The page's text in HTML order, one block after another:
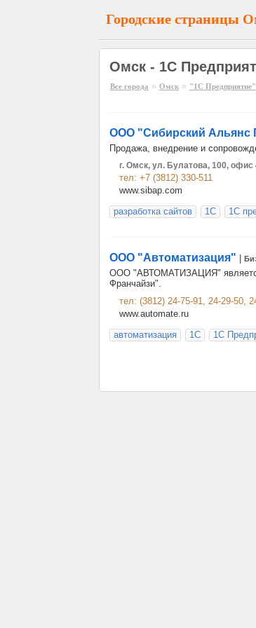
Городские страницы
Омск - 1С
Все города » Омск » "1С Предприятие"
ООО "Сибирский Альянс
Продажа, внедрение и
г. Омск, ул. Булатова, 100, офис
тел: +7 (3812) 330-511
www.sibap.com
разработка сайтов
1С 1С
ООО "Автоматизация"
ООО "АВТОМАТИЗАЦИЯ"
Франчайзи".
тел: (3812) 24-75-91, 24-29-50,
www.automate.ru
автоматизация
1С 1С